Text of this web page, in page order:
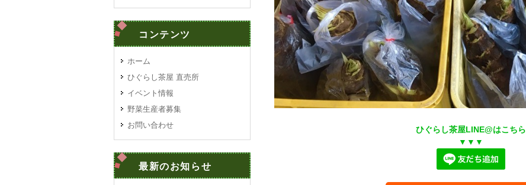
ひぐらし茶屋LINE@はこちら
▼▼▼
コンテンツ
ホーム
ひぐらし茶屋 直売所
イベント情報
野菜生産者募集
お問い合わせ
最新のお知らせ